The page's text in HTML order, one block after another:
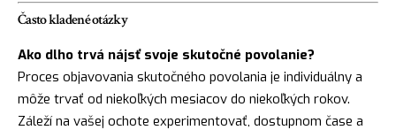
Často kladené otázky
Ako dlho trvá nájsť svoje skutočné povolanie?
Proces objavovania skutočného povolania je individuálny a
môže trvať od niekoľkých mesiacov do niekoľkých rokov.
Záleží na vašej ochote experimentovať, dostupnom čase a